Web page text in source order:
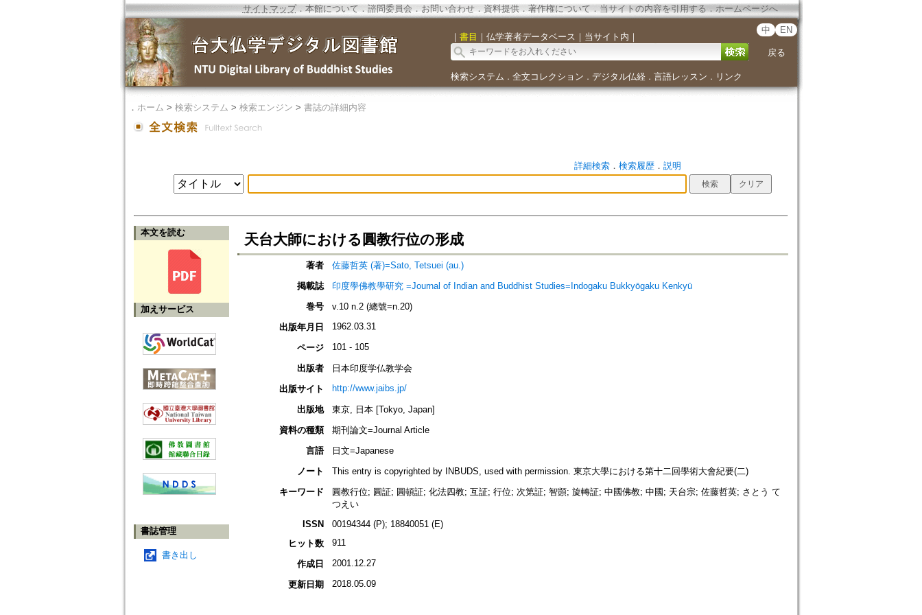
サイトマップ．本館について ． 諮問委員会． お問い合わせ． 資料提供． 著作権について．当サイトの内容を引用する ． ホームページへ
｜ 書目 ｜ 仏学著者データベース ｜ 当サイト内 ｜
中 EN
戻る
検索システム ． 全文コレクション ． デジタル仏経． 言語レッスン ． リンク
． ホーム > 検索システム > 検索エンジン > 書誌の詳細内容
詳細検索． 検索履歴． 説明
本文を読む
加えサービス
書誌管理
書き出し
天台大師における圓教行位の形成
著者
佐藤哲英 (著)=Sato, Tetsuei (au.)
掲載誌
印度學佛教學研究 =Journal of Indian and Buddhist Studies=Indogaku Bukkyōgaku Kenkyū
巻号
v.10 n.2 (總號=n.20)
出版年月日
1962.03.31
ページ 101 - 105
出版者
日本印度学仏教学会
出版サイト
http://www.jaibs.jp/
出版地
東京, 日本 [Tokyo, Japan]
資料の種類
期刊論文=Journal Article
言語
日文=Japanese
ノート
This entry is copyrighted by INBUDS, used with permission. 東京大學における第十二回學術大會紀要(二)
キーワード
圓教行位; 圓証; 圓頓証; 化法四教; 互証; 行位; 次第証; 智顗; 旋轉証; 中國佛教; 中國; 天台宗; 佐藤哲英; さとう て
つえい
ISSN
00194344 (P); 18840051 (E)
ヒット数
911
作成日 2001.12.27
更新日期 2018.05.09